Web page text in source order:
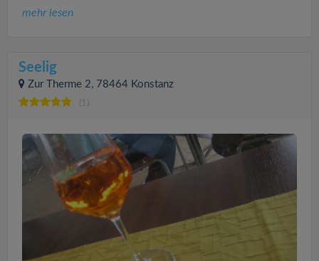
mehr lesen
Seelig
Zur Therme 2, 78464 Konstanz
(1)